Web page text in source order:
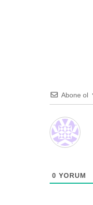
Abone ol
0 YORUM